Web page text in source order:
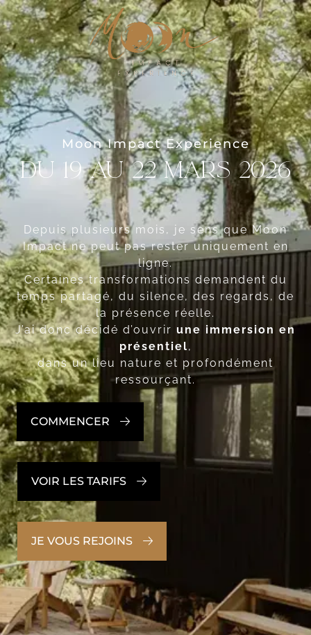
Moon Impact Experience
Du 19 au 22 mars 2026
Depuis plusieurs mois, je sens que Moon
Impact ne peut pas rester uniquement en
ligne.
Certaines transformations demandent du
temps partagé, du silence, des regards, de
la présence réelle.
J’ai donc décidé d’ouvrir une immersion en
présentiel,
dans un lieu nature et profondément
ressourçant.
COMMENCER
VOIR LES TARIFS
JE VOUS REJOINS